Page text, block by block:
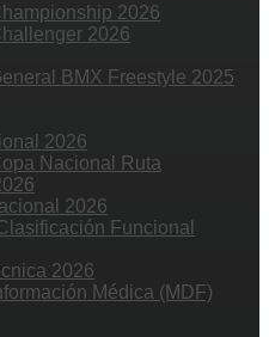
2026
2026
BMX Freestyle 2025
2026
Nacional Ruta
2026
Funcional
2026
Médica (MDF)